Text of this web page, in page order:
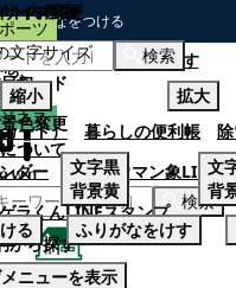
ひらがなをつける
検索
くらし・手続き
ーツ
との思い出を募集します
ネス
ついて
ト内検索
検索
ワード
ード） 暮らしの便利帳
ダー
忠類ナウマン象LINE
ラくんLINEスタンプ
から探す
イズ変更
文字サイズ
縮小
拡大
色変更
文字黒
背景黄
文
背
る ふりがなをけす
ニューを表示